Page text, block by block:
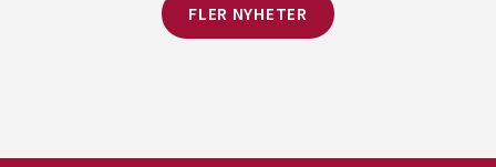
FLER NYHETER